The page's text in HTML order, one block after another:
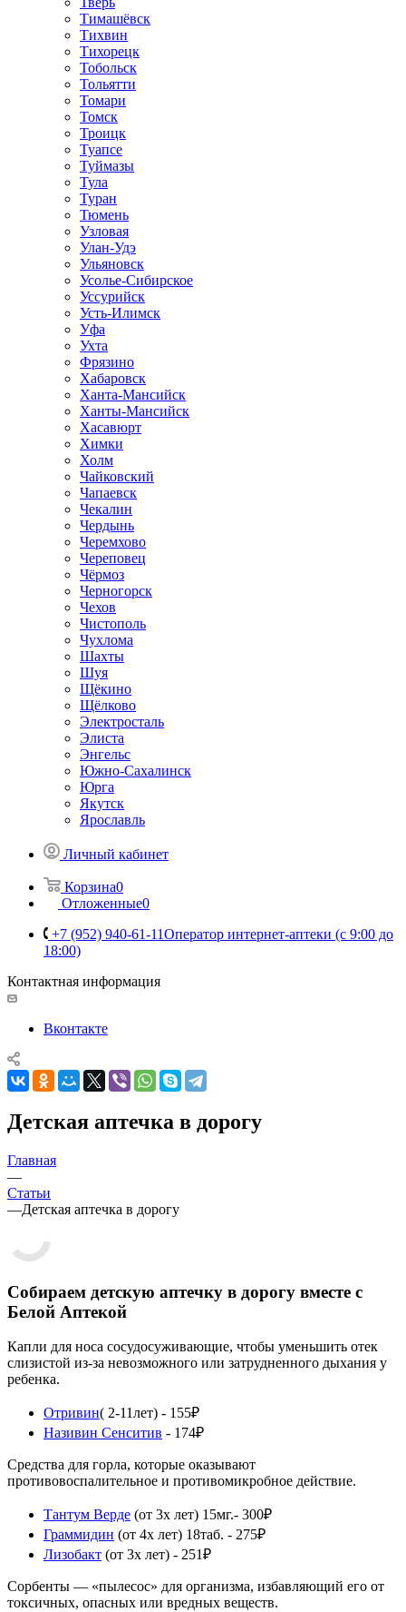
Тимашёвск
Тихвин
Тихорецк
Тобольск
Тольятти
Томари
Томск
Троицк
Туапсе
Туймазы
Тула
Туран
Тюмень
Узловая
Улан-Удэ
Ульяновск
Усолье-Сибирское
Уссурийск
Усть-Илимск
Уфа
Ухта
Фрязино
Хабаровск
Ханта-Мансийск
Ханты-Мансийск
Хасавюрт
Химки
Холм
Чайковский
Чапаевск
Чекалин
Чердынь
Черемхово
Череповец
Чёрмоз
Черногорск
Чехов
Чистополь
Чухлома
Шахты
Шуя
Щёкино
Щёлково
Электросталь
Элиста
Энгельс
Южно-Сахалинск
Юрга
Якутск
Ярославль
Личный кабинет
Корзина0
Отложенные0
+7 (952) 940-61-11Оператор интернет-аптеки (с 9:00 до
18:00)
Контактная информация
Вконтакте
Детская аптечка в дорогу
Главная
—
Статьи
—Детская аптечка в дорогу
Собираем детскую аптечку в дорогу вместе с
Белой Аптекой
Капли для носа сосудосуживающие, чтобы уменьшить отек
слизистой из-за невозможного или затрудненного дыхания у
ребенка.
Отривин( 2-11лет) - 155₽
Називин Сенситив - 174₽
Средства для горла, которые оказывают
противовоспалительное и противомикробное действие.
Тантум Верде (от 3х лет) 15мг.- 300₽
Граммидин (от 4х лет) 18таб. - 275₽
Лизобакт (от 3х лет) - 251₽
Сорбенты — «пылесос» для организма, избавляющий его от
токсичных, опасных или вредных веществ.